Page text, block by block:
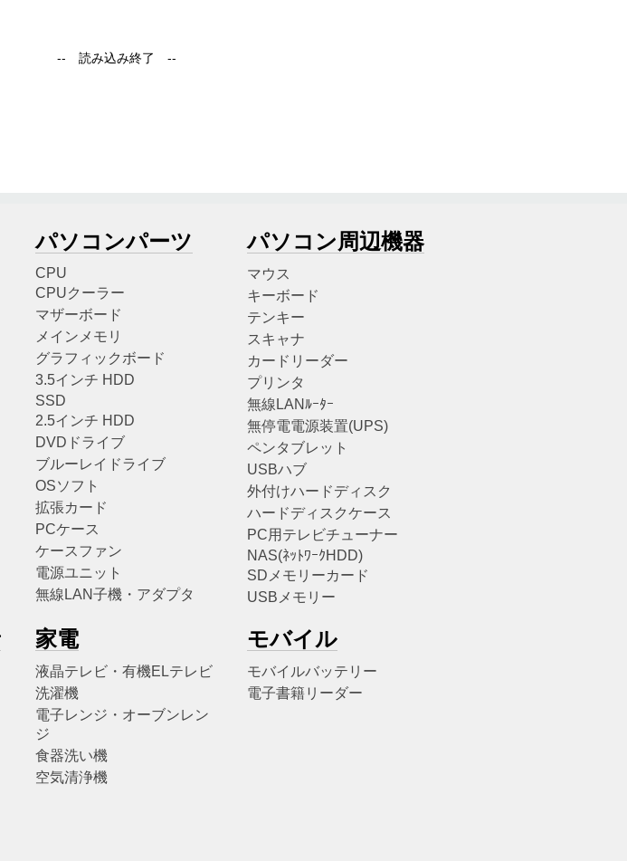
パソコンパーツ
CPU
CPUクーラー
マザーボード
メインメモリ
グラフィックボード
3.5インチ HDD
SSD
2.5インチ HDD
DVDドライブ
ブルーレイドライブ
OSソフト
拡張カード
PCケース
ケースファン
電源ユニット
無線LAN子機・アダプタ
パソコン周辺機器
マウス
キーボード
テンキー
スキャナ
カードリーダー
プリンタ
無線LANﾙｰﾀｰ
無停電電源装置(UPS)
ペンタブレット
USBハブ
外付けハードディスク
ハードディスクケース
PC用テレビチューナー
NAS(ﾈｯﾄﾜｰｸHDD)
SDメモリーカード
USBメモリー
家電
液晶テレビ・有機ELテレビ
洗濯機
電子レンジ・オーブンレン
ジ
食器洗い機
空気清浄機
モバイル
モバイルバッテリー
電子書籍リーダー